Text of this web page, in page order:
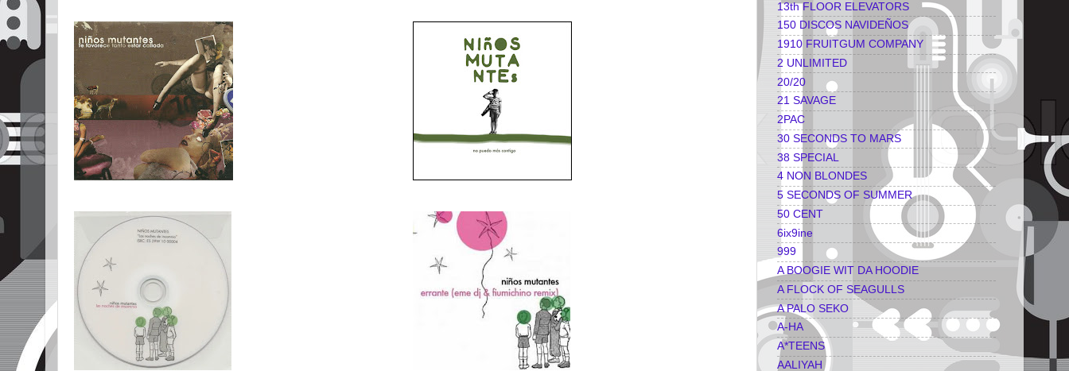
13th FLOOR ELEVATORS
150 DISCOS NAVIDEÑOS
1910 FRUITGUM COMPANY
2 UNLIMITED
20/20
21 SAVAGE
2PAC
30 SECONDS TO MARS
38 SPECIAL
4 NON BLONDES
5 SECONDS OF SUMMER
50 CENT
6ix9ine
999
A BOOGIE WIT DA HOODIE
A FLOCK OF SEAGULLS
A PALO SEKO
A-HA
A*TEENS
AALIYAH